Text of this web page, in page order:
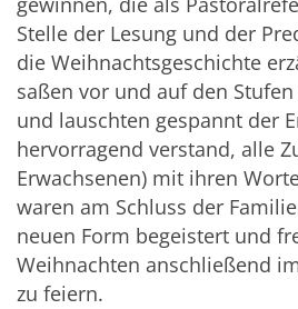
Stelle der Lesung und der
die Weihnachtsgeschichte
saßen vor und auf den
und lauschten gespannt der
hervorragend verstand, alle
Erwachsenen) mit ihren
waren am Schluss der
neuen Form begeistert und
Weihnachten anschließend
zu feiern.